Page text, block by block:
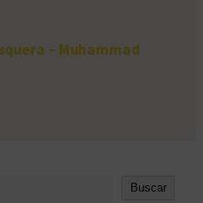
– Muhammad
Buscar